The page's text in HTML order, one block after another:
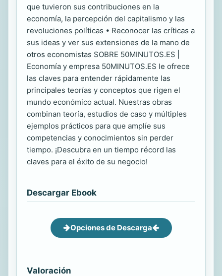
que tuvieron sus contribuciones en la
economía, la percepción del capitalismo y las
revoluciones políticas • Reconocer las críticas a
sus ideas y ver sus extensiones de la mano de
otros economistas SOBRE 50MINUTOS.ES |
Economía y empresa 50MINUTOS.ES le ofrece
las claves para entender rápidamente las
principales teorías y conceptos que rigen el
mundo económico actual. Nuestras obras
combinan teoría, estudios de caso y múltiples
ejemplos prácticos para que amplíe sus
competencias y conocimientos sin perder
tiempo. ¡Descubra en un tiempo récord las
claves para el éxito de su negocio!
Descargar Ebook
Opciones de Descarga
Valoración